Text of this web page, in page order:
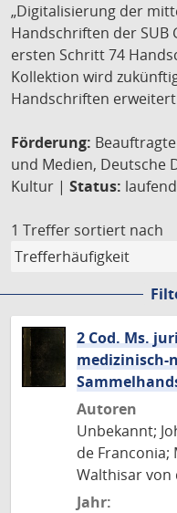
„Digitalisierung der
Handschriften der SUB
ersten Schritt 74
Kollektion wird
Handschriften
Förderung:
und Medien, Deutsche
Kultur | Status: laufend
1 Treffer sortiert nach
2 Cod. Ms.
Autoren
Unbekannt;
de Franconia;
Walthisar von
Jahr: